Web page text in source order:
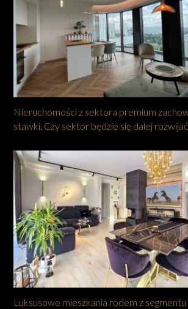
Nieruchomości z sektora premium
stawki. Czy sektor będzie się dalej
Luksusowe mieszkania rodem z